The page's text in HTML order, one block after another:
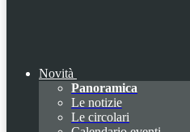
Novità
Panoramica
Le notizie
Le circolari